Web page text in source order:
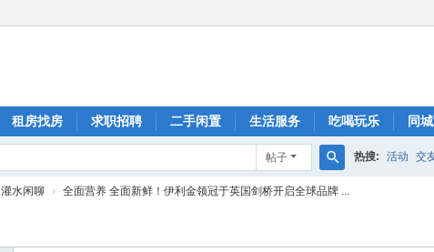
租房找房 求职招聘 二手闲置 生活服务 吃喝玩乐 同
帖子
搜
热搜: 活动 交
灌水闲聊 › 全面营养 全面新鲜！伊利金领冠于英国剑桥开启全球品牌 ...